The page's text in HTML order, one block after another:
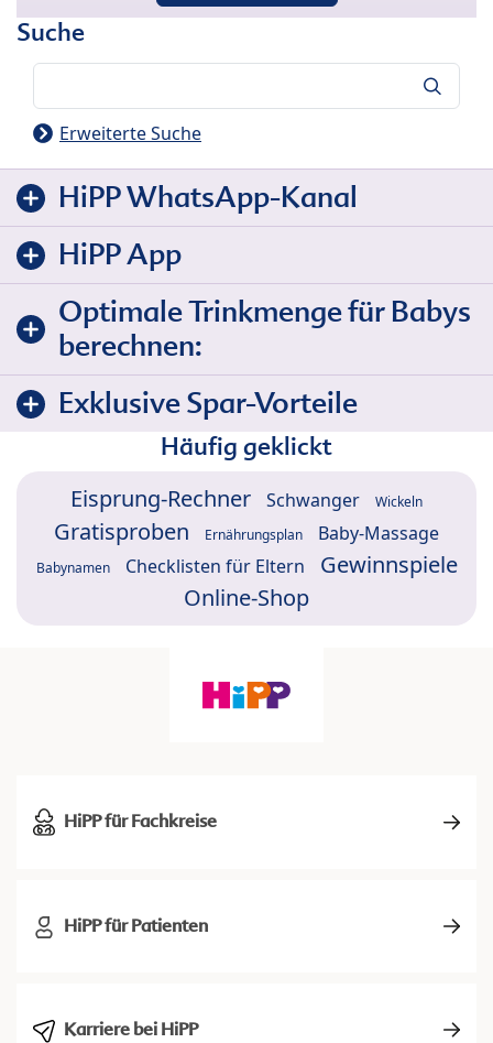
Suche
Erweiterte Suche
HiPP WhatsApp-Kanal
HiPP App
Optimale Trinkmenge für Babys
berechnen:
Exklusive Spar-Vorteile
Häufig geklickt
Eisprung-Rechner Schwanger Wickeln
Gratisproben Ernährungsplan Baby-Massage
Babynamen Checklisten für Eltern
Gewinnspiele
Online-Shop
HiPP für Fachkreise
HiPP für Patienten
Karriere bei HiPP